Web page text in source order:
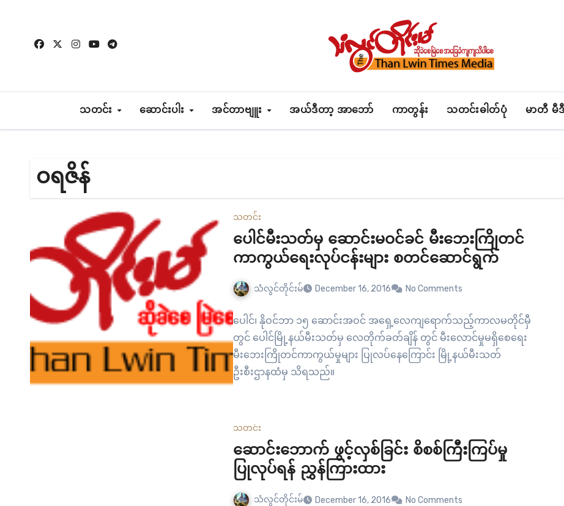
content
သတင်း ဆောင်းပါး အင်တာဗျူး အယ်ဒီတာ့ အာဘော် ကာတွန်း သတင်းဓါတ်ပုံ မာတီ မီ
ဝရဇိန်
သတင်း
ပေါင်မီးသတ်မှ ဆောင်းမဝင်ခင် မီးဘေးကြိုတင်
ကာကွယ်ရေးလုပ်ငန်းများ စတင်ဆောင်ရွက်
သံလွင်တိုင်းမ် December 16, 2016 No Comments
ပေါင်၊ နိုဝင်ဘာ ၁၅ ဆောင်းအဝင် အရှေ့လေကျရောက်သည့်ကာလမတိုင်မှီ
တွင် ပေါင်မြို့နယ်မီးသတ်မှ လေတိုက်ခတ်ချိန် တွင် မီးလောင်မှုမရှိစေရေး
မီးဘေးကြိုတင်ကာကွယ်မှုများ ပြုလပ်နေကြောင်း မြို့နယ်မီးသတ်
ဦးစီးဌာနထံမှ သိရသည်။
သတင်း
ဆောင်းဘောက် ဖွင့်လှစ်ခြင်း စိစစ်ကြီးကြပ်မှု
ပြုလုပ်ရန် ညွှန်ကြားထား
သံလွင်တိုင်းမ် December 16, 2016 No Comments